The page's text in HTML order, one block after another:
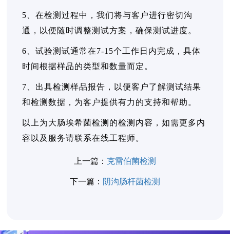
5、在检测过程中，我们将与客户进行密切沟
通，以便随时调整测试方案，确保测试进度。
6、试验测试通常在7-15个工作日内完成，具体
时间根据样品的类型和数量而定。
7、出具检测样品报告，以便客户了解测试结果
和检测数据，为客户提供有力的支持和帮助。
以上为大肠埃希菌检测的检测内容，如需更多内
容以及服务请联系在线工程师。
上一篇： 克雷伯菌检测
下一篇： 阴沟肠杆菌检测